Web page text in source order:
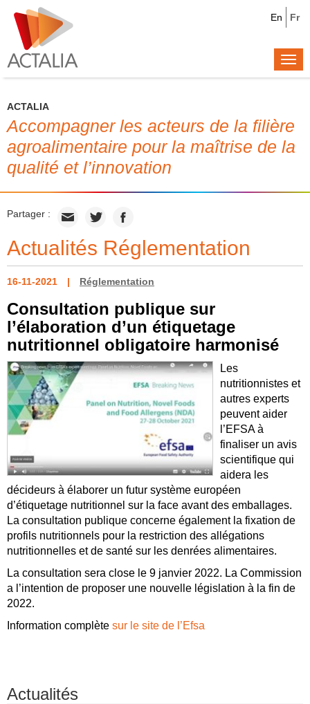
Fr
En
ACTALIA
Accompagner les acteurs de la filière
agroalimentaire pour la maîtrise de la
qualité et l’innovation
Partager :
Actualités Réglementation
16-11-2021 Réglementation
Consultation publique sur
l’élaboration d’un étiquetage
nutritionnel obligatoire harmonisé
Les
nutritionnistes et
autres experts
peuvent aider
l’EFSA à
finaliser un avis
scientifique qui
aidera les
décideurs à élaborer un futur système européen
d’étiquetage nutritionnel sur la face avant des emballages.
La consultation publique concerne également la fixation de
profils nutritionnels pour la restriction des allégations
nutritionnelles et de santé sur les denrées alimentaires.
La consultation sera close le 9 janvier 2022. La Commission
a l’intention de proposer une nouvelle législation à la fin de
2022.
Information complète sur le site de l’Efsa
Actualités